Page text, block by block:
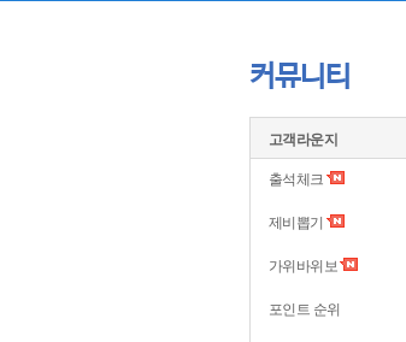
커뮤니티
고객라운지
출석체크
제비뽑기
가위바위보
포인트 순위